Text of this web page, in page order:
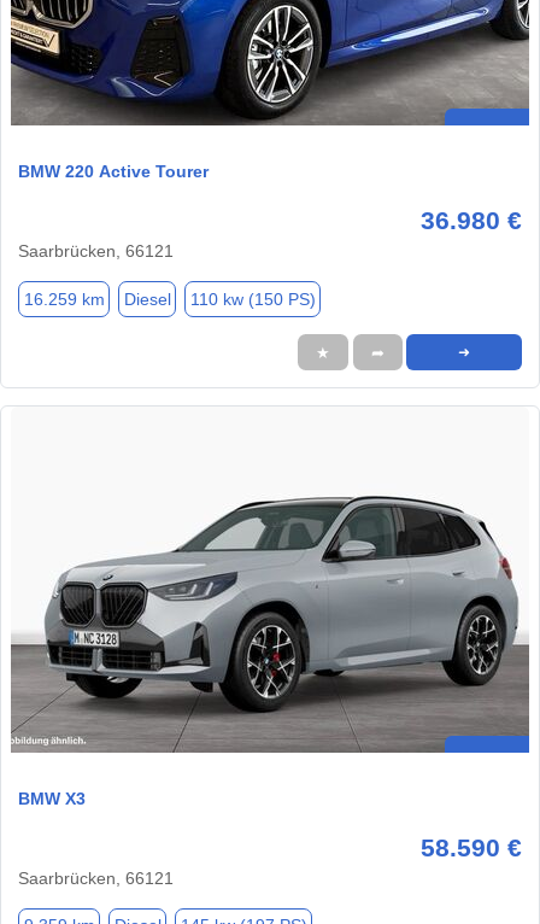
BMW 220 Active Tourer
36.980 €
Saarbrücken, 66121
16.259 km Diesel 110 kw (150 PS)
★ ➦ ➜
BMW X3
58.590 €
Saarbrücken, 66121